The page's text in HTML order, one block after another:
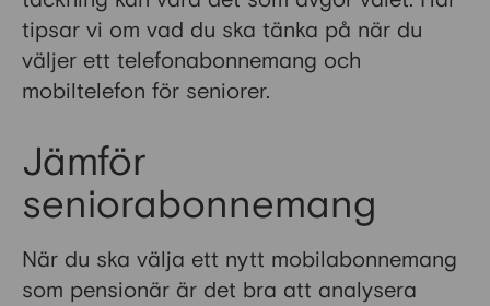
tipsar vi om vad du ska tänka på när du
väljer ett telefonabonnemang och
mobiltelefon för seniorer.
Jämför
seniorabonnemang
När du ska välja ett nytt mobilabonnemang
som pensionär är det bra att analysera